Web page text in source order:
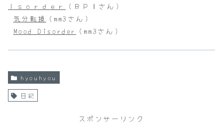
ｉｓｏｒｄｅｒ
（ＢＰⅠさん）
気分転換 （mm3さん）
Mood Disorder （mm3さん）
hyouhyou
日記
スポンサーリンク